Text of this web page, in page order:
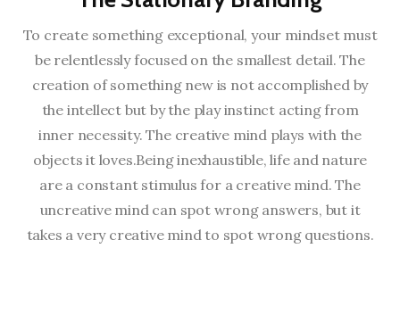
To create something exceptional, your mindset must
be relentlessly focused on the smallest detail. The
creation of something new is not accomplished by
the intellect but by the play instinct acting from
inner necessity. The creative mind plays with the
objects it loves.Being inexhaustible, life and nature
are a constant stimulus for a creative mind. The
uncreative mind can spot wrong answers, but it
takes a very creative mind to spot wrong questions.